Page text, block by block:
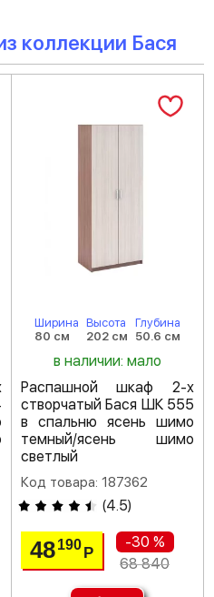
коллекции Бася
Ширина
80 см
Высота
202 см
Глубина
50.6 см
в наличии: мало
Распашной шкаф 2-х
створчатый Бася ШК 555
в спальню ясень шимо
темный/ясень шимо
светлый
Код товара: 187362
(4.5)
48 190 Р
-30 %
68 840